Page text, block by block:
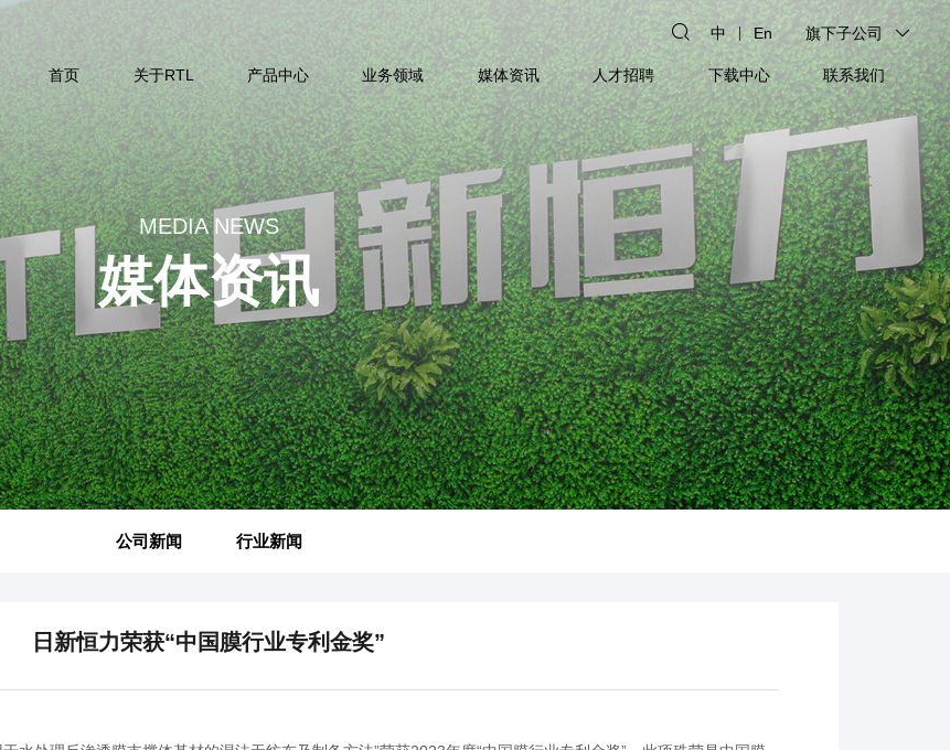
中 En 旗下子公司
首页 关于RTL 产品中心 业务领域 媒体资讯 人才招聘 下载中心 联系我们
MEDIA NEWS
媒体资讯
公司新闻 行业新闻
日新恒力荣获“中国膜行业专利金奖”